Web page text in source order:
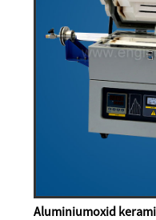
Aluminiumoxid